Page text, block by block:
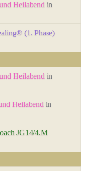
Heilabend in
(1. Phase)
Heilabend in
Heilabend in
JG14/4.M